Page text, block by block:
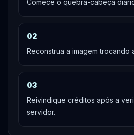
Comece o quebra-cabeça
02
Reconstrua a imagem trocando
03
Reivindique créditos após a
servidor.